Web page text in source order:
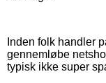
Inden folk handler
gennemløbe
typisk ikke super